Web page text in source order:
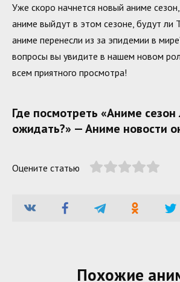
Уже скоро начнется новый аниме
аниме выйдут в этом сезоне, будут ли
аниме перенесли из за эпидемии в
вопросы вы увидите в нашем новом
всем приятного просмотра!
Где посмотреть «Аниме
ожидать?» — Аниме новости
Оцените статью
Похожие